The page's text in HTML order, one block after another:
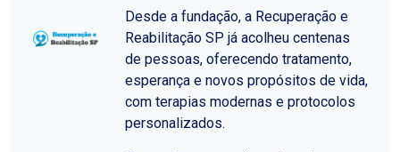
Desde a fundação, a Recuperação e
Reabilitação SP já acolheu centenas
de pessoas, oferecendo tratamento,
esperança e novos propósitos de vida,
com terapias modernas e protocolos
personalizados.